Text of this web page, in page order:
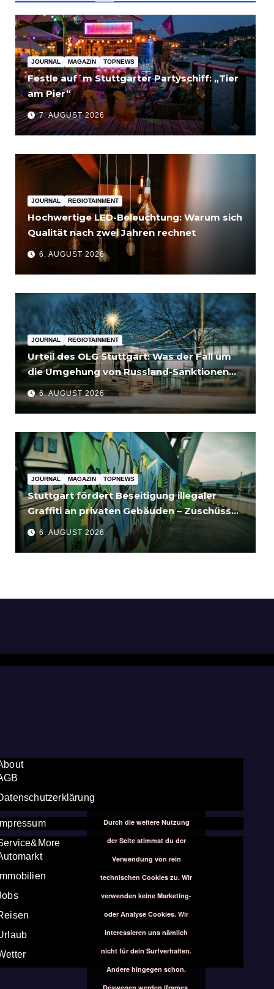
JOURNAL MAGAZIN TOPNEWS
Festle auf´m Stuttgarter Partyschiff: „Tier
am Pier“
7. AUGUST 2026
JOURNAL REGIOTAINMENT
Hochwertige LED-Beleuchtung: Warum sich
Qualität nach zwei Jahren rechnet
6. AUGUST 2026
JOURNAL REGIOTAINMENT
Urteil des OLG Stuttgart: Was der Fall um
die Umgehung von Russland-Sanktionen
für Unternehmen bedeutet
6. AUGUST 2026
JOURNAL MAGAZIN TOPNEWS
Stuttgart fördert Beseitigung illegaler
Graffiti an privaten Gebäuden – Zuschüsse
bis 3.500 Euro
6. AUGUST 2026
Durch die weitere Nutzung
der Seite stimmst du der
Verwendung von rein
technischen Cookies zu. Wir
verwenden keine Marketing-
oder Analyse Cookies. Wir
interessieren uns nämlich
nicht für dein Surfverhalten.
Andere hingegen schon.